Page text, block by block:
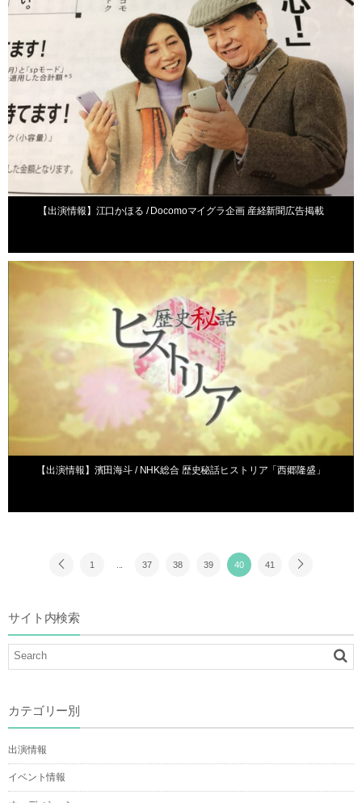
【出演情報】江口かほる / Docomoマイグラ企画 産経新聞広告掲載
【出演情報】濱田海斗 / NHK総合 歴史秘話ヒストリア「西郷隆盛」
出演情報
1 37 38 39 40 41
サイト内検索
カテゴリー別
出演情報
イベント情報